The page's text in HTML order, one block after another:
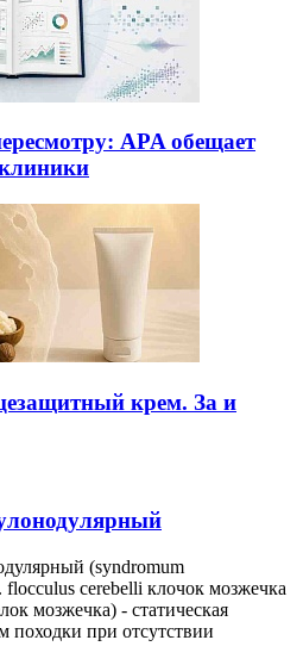
APA обещает
крем. За и
(syndromum
flocculus cerebelli клочок мозжечка
мозжечка) - статическая
походки при отсутствии